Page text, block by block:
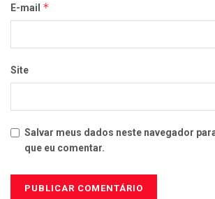
E-mail *
Site
Salvar meus dados neste navegador
que eu comentar.